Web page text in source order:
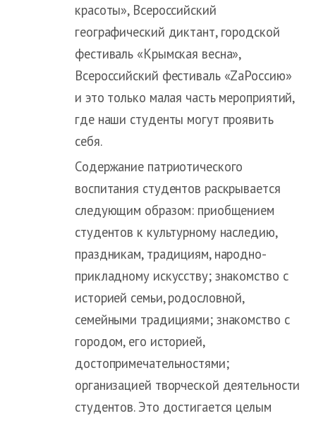
красоты», Всероссийский
географический диктант, городской
фестиваль «Крымская весна»,
Всероссийский фестиваль «ZaРоссию»
и это только малая часть мероприятий,
где наши студенты могут проявить
себя.
Содержание патриотического
воспитания студентов раскрывается
следующим образом: приобщением
студентов к культурному наследию,
праздникам, традициям, народно-
прикладному искусству; знакомство с
историей семьи, родословной,
семейными традициями; знакомство с
городом, его историей,
достопримечательностями;
организацией творческой деятельности
студентов. Это достигается целым